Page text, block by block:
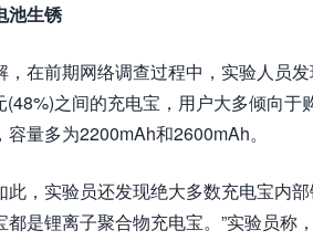
池生锈
，在前期网络调查过程中，实验人员
(48%)之间的充电宝，用户大多倾向
量多为2200mAh和2600mAh。
此，实验员还发现绝大多数充电宝内
都是锂离子聚合物充电宝。”实验员